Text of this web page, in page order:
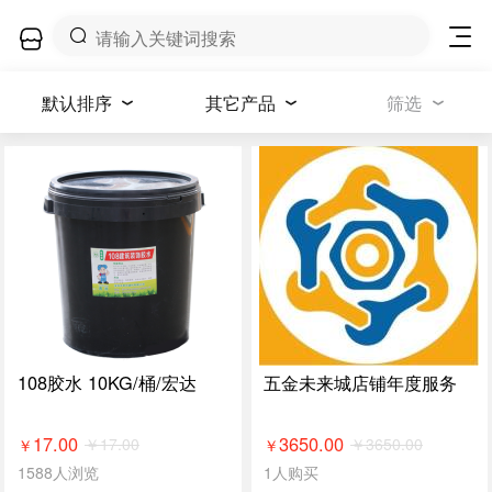
默认排序 其它产品 筛选
108胶水 10KG/桶/宏达
￥ 17.00 ￥17.00
1588人浏览
五金未来城店铺年度服务
￥3650.00 ￥3650.00
1人购买